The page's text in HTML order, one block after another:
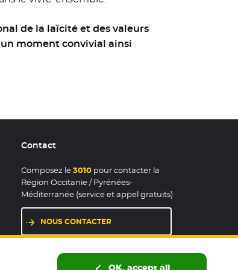
de la laïcité et des valeurs
moment convivial ainsi
Contact
Composez le3010pour contacter la
Région Occitanie / Pyrénées-
Méditerranée (service et appel gratuits)
NOUS CONTACTER
LES MAISONS DE RÉGION
OK, accept all